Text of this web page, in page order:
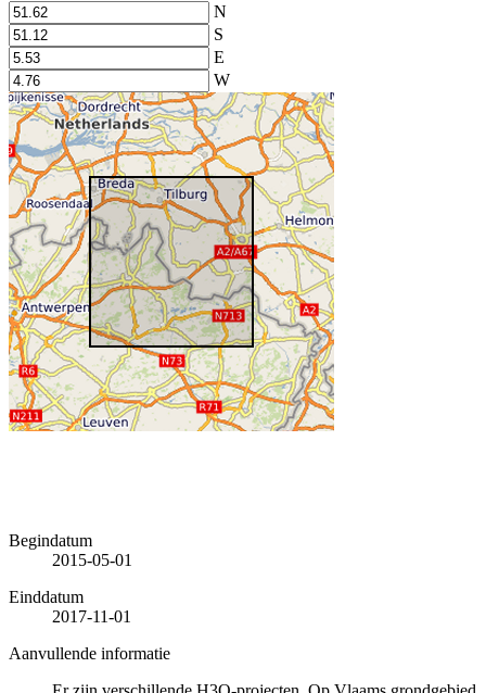
N
S
E
W
Begindatum
2015-05-01
Einddatum
2017-11-01
Aanvullende informatie